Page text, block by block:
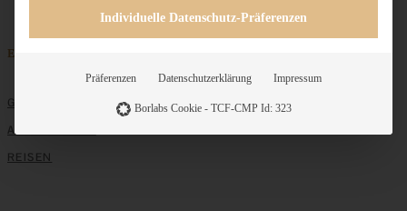
Entdecken
GRUNDLAGEN
ALLE REZEPTE
REISEN
Individuelle Datenschutz-Präferenzen
Präferenzen Datenschutzerklärung Impressum
Borlabs Cookie - TCF-CMP Id: 323